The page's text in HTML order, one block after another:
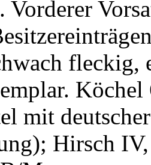
Vorderer
mit
Hirsch